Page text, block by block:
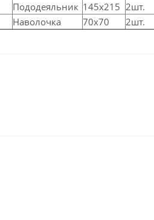
Пододеяльник 145х215 2шт.
Наволочка 70х70 2шт.